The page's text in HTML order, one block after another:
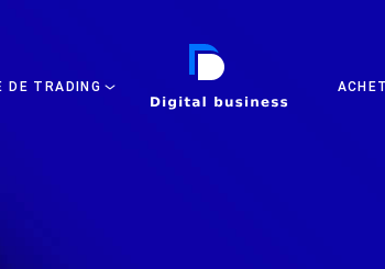
DE TRADING
DIGITAL BUSINESS